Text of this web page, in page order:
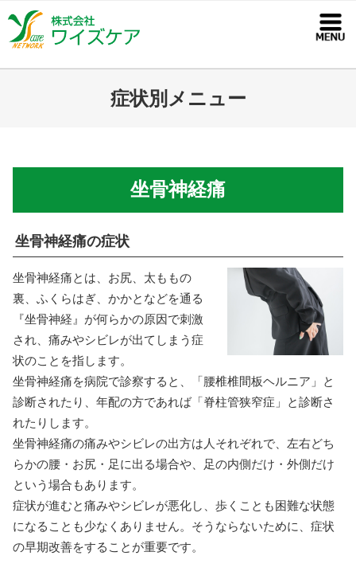
ン
症状別メニュー
坐骨神経痛
坐骨神経痛の症状
坐骨神経痛とは、お尻、太ももの
裏、ふくらはぎ、かかとなどを通る
『坐骨神経』が何らかの原因で刺激
され、痛みやシビレが出てしまう症
状のことを指します。
坐骨神経痛を病院で診察すると、「腰椎椎間板ヘルニア」と
診断されたり、年配の方であれば「脊柱管狭窄症」と診断さ
れたりします。
坐骨神経痛の痛みやシビレの出方は人それぞれで、左右どち
らかの腰・お尻・足に出る場合や、足の内側だけ・外側だけ
という場合もあります。
症状が進むと痛みやシビレが悪化し、歩くことも困難な状態
になることも少なくありません。そうならないために、症状
の早期改善をすることが重要です。